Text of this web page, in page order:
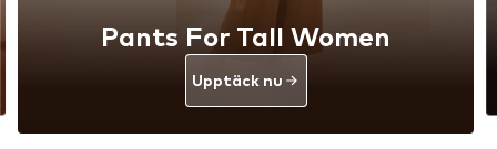
Pants For Tall Women
Upptäck nu